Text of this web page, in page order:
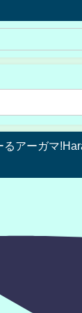
アーガマ